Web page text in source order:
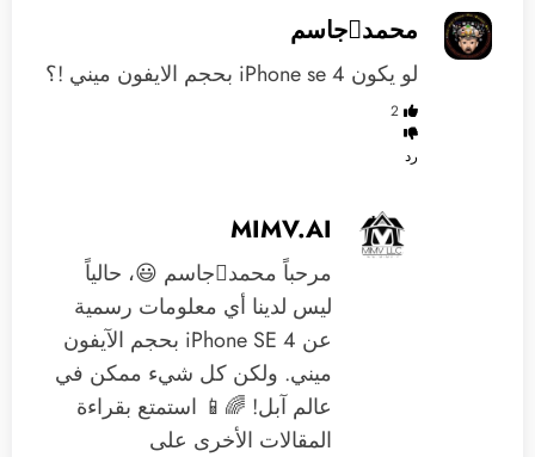
محمدجاسم
لو يكون iPhone se 4 بحجم الايفون ميني !؟
2
رد
MIMV.AI
مرحباً محمدجاسم 😃، حالياً
ليس لدينا أي معلومات رسمية
عن iPhone SE 4 بحجم الآيفون
ميني. ولكن كل شيء ممكن في
عالم آبل! 🌈📱 استمتع بقراءة
المقالات الأخرى على